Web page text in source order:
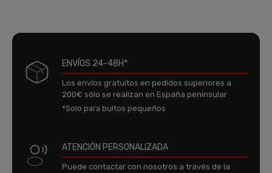
ENVÍOS 24-48H*
Los envíos gratuitos en pedidos superiores a
200€ sólo se realizan en España peninsular
*Solo para bultos pequeños
ATENCIÓN PERSONALIZADA
Puede contactar con nosotros a través de la